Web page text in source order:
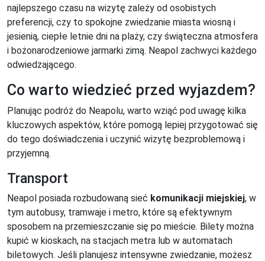
najlepszego czasu na wizytę zależy od osobistych
preferencji, czy to spokojne zwiedzanie miasta wiosną i
jesienią, ciepłe letnie dni na plaży, czy świąteczna atmosfera
i bożonarodzeniowe jarmarki zimą. Neapol zachwyci każdego
odwiedzającego.
Co warto wiedzieć przed wyjazdem?
Planując podróż do Neapolu, warto wziąć pod uwagę kilka
kluczowych aspektów, które pomogą lepiej przygotować się
do tego doświadczenia i uczynić wizytę bezproblemową i
przyjemną.
Transport
Neapol posiada rozbudowaną sieć komunikacji miejskiej, w
tym autobusy, tramwaje i metro, które są efektywnym
sposobem na przemieszczanie się po mieście. Bilety można
kupić w kioskach, na stacjach metra lub w automatach
biletowych. Jeśli planujesz intensywne zwiedzanie, możesz